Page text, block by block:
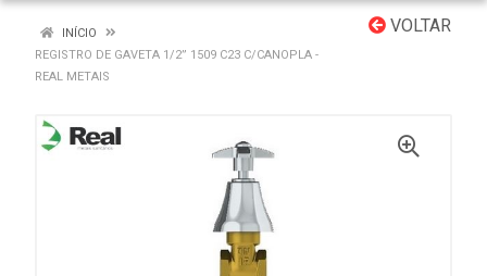
VOLTAR
INÍCIO
REGISTRO DE GAVETA 1/2” 1509 C23 C/CANOPLA -
REAL METAIS